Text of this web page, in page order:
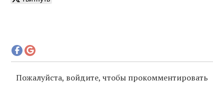
Пожалуйста, войдите, чтобы прокомментировать